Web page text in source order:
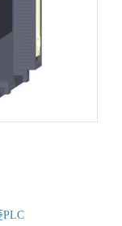
PLC